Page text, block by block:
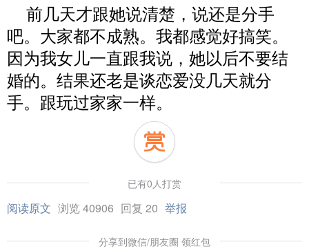
前几天才跟她说清楚，说还是分手
吧。大家都不成熟。我都感觉好搞笑。
因为我女儿一直跟我说，她以后不要结
婚的。结果还老是谈恋爱没几天就分
手。跟玩过家家一样。
已有0人打赏
阅读原文 浏览 40906 回复 20 举报
分享到微信/朋友圈 领红包